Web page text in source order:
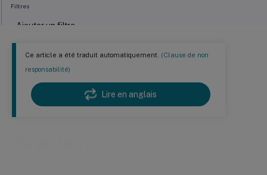
Ce article a été traduit automatiquement. (Clause de non
responsabilité)
Lire en anglais
Filtres
Ajouter un filtre
Informations supplémentaires
Conditions non applicables aux réglages de la machine